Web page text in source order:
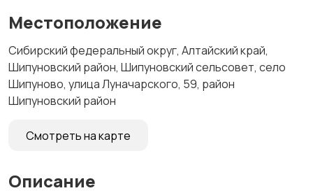
Местоположение
Сибирский федеральный округ, Алтайский край,
Шипуновский район, Шипуновский сельсовет, село
Шипуново, улица Луначарского, 59, район
Шипуновский район
Смотреть на карте
Описание